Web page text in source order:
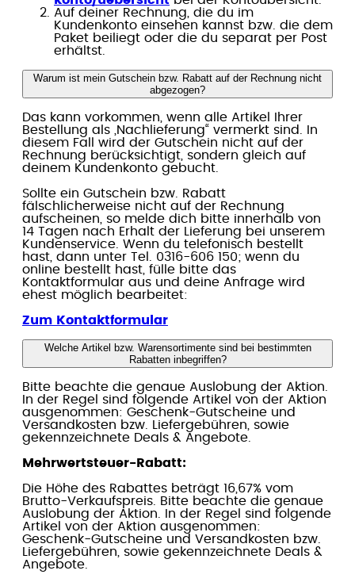
Auf deiner Rechnung, die du im
Kundenkonto einsehen kannst bzw. die dem
Paket beiliegt oder die du separat per Post
erhältst.
Warum ist mein Gutschein bzw. Rabatt auf der Rechnung nicht
abgezogen?
Das kann vorkommen, wenn alle Artikel Ihrer
Bestellung als „Nachlieferung“ vermerkt sind. In
diesem Fall wird der Gutschein nicht auf der
Rechnung berücksichtigt, sondern gleich auf
deinem Kundenkonto gebucht.
Sollte ein Gutschein bzw. Rabatt
fälschlicherweise nicht auf der Rechnung
aufscheinen, so melde dich bitte innerhalb von
14 Tagen nach Erhalt der Lieferung bei unserem
Kundenservice. Wenn du telefonisch bestellt
hast, dann unter Tel. 0316-606 150; wenn du
online bestellt hast, fülle bitte das
Kontaktformular aus und deine Anfrage wird
ehest möglich bearbeitet:
Zum Kontaktformular
Welche Artikel bzw. Warensortimente sind bei bestimmten
Rabatten inbegriffen?
Bitte beachte die genaue Auslobung der Aktion.
In der Regel sind folgende Artikel von der Aktion
ausgenommen: Geschenk-Gutscheine und
Versandkosten bzw. Liefergebühren, sowie
gekennzeichnete Deals & Angebote.
Mehrwertsteuer-Rabatt:
Die Höhe des Rabattes beträgt 16,67% vom
Brutto-Verkaufspreis. Bitte beachte die genaue
Auslobung der Aktion. In der Regel sind folgende
Artikel von der Aktion ausgenommen:
Geschenk-Gutscheine und Versandkosten bzw.
Liefergebühren, sowie gekennzeichnete Deals &
Angebote.